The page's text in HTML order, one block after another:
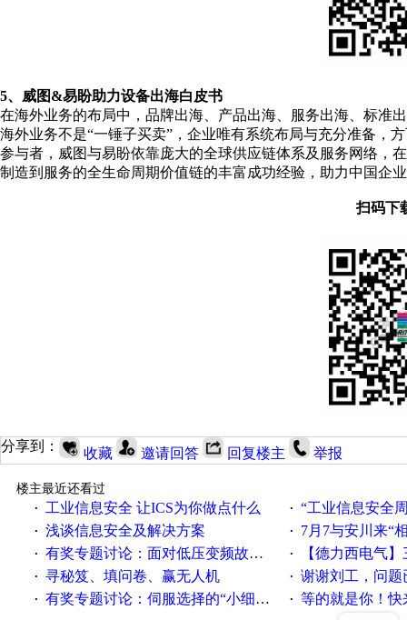
5、威图&易盼助力设备出海白皮书
在海外业务的布局中，品牌出海、产品出海、服务出海、标准
海外业务不是“一锤子买卖”，企业唯有系统布局与充分准备，
参与者，威图与易盼依靠庞大的全球供应链体系及服务网络，
制造到服务的全生命周期价值链的丰富成功经验，助力中国企
扫码下
分享到： 收藏 邀请回答 回复楼主 举报
楼主最近还看过
·
工业信息安全 让ICS为你做点什么 · “工业信息安全周之我见”
· 浅谈信息安全及解决方案 · 7月7与安川来“
· 有奖专题讨论：面对低压变频故障，老手是这样解决的！ · 【德力西电气】三
· 寻秘笈、填问卷、赢无人机 · 谢谢刘工，问题
· 有奖专题讨论：伺服选择的“小细节大学问”奖励公告 · 等的就是你！快来